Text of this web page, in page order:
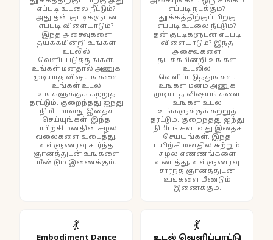
எப்படி உடலை நீட்டும்?
அது தன் குட்டிகளுடன்
எப்படி விளையாடும்?
இந்த அசைவுகளை
தயக்கமின்றி உங்கள்
உடலில்
வெளிப்படுத்துங்கள்.
உங்கள் மனதால் அணுக
முடியாத விஷயங்களை
உங்கள் உடல்
உங்களுக்குக் கற்றுத்
தரட்டும். குறைந்தது ஐந்து
நிமிடமாவது இதைச்
செய்யுங்கள். இந்த
பயிற்சி மனதின் சுழல்
வலைகளை உடைத்து,
உள்ளுணர்வு சார்ந்த
ஞானத்துடன் உங்களை
மீண்டும் இணைக்கும்.
எப்படி நடக்கும்?
தூக்கத்திற்குப் பிறகு
எப்படி உடலை நீட்டும்?
தன் குட்டிகளுடன் எப்படி
விளையாடும்? இந்த
அசைவுகளை
தயக்கமின்றி உங்கள்
உடலில்
வெளிப்படுத்துங்கள்.
உங்கள் மனம் அணுக
முடியாத விஷயங்களை
உங்கள் உடல்
உங்களுக்குக் கற்றுத்
தரட்டும். குறைந்தது ஐந்து
நிமிடங்களாவது இதைச்
செய்யுங்கள். இந்த
பயிற்சி மனதில் சுற்றும்
சுழல் எண்ணங்களை
உடைத்து, உள்ளுணர்வு
சார்ந்த ஞானத்துடன்
உங்களை மீண்டும்
இணைக்கும்.
💃 💃